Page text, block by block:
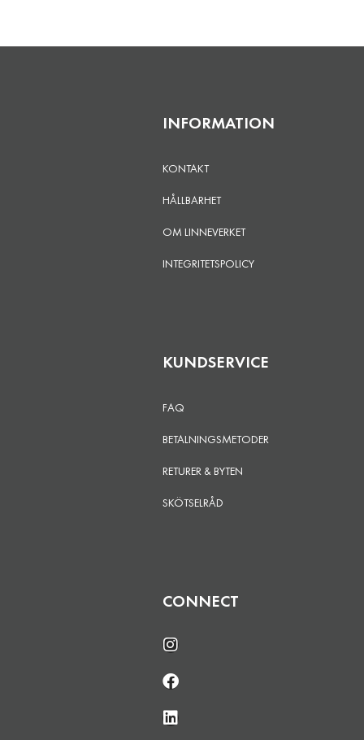
INFORMATION
KONTAKT
HÅLLBARHET
OM LINNEVERKET
INTEGRITETSPOLICY
KUNDSERVICE
FAQ
BETALNINGSMETODER
RETURER & BYTEN
SKÖTSELRÅD
CONNECT